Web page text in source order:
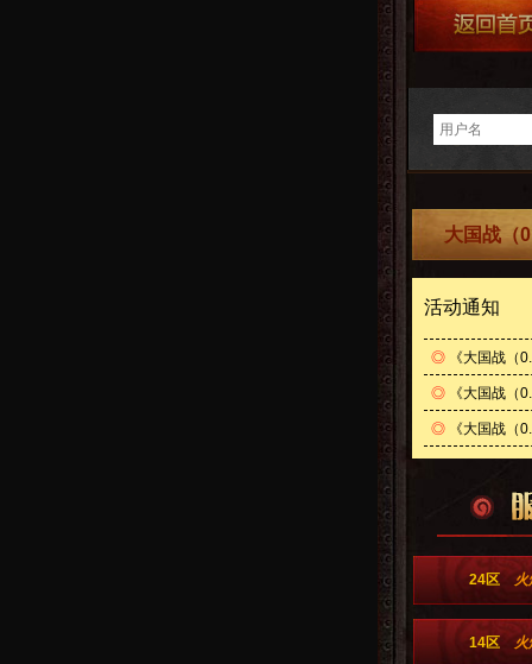
大国战（
活动通知
◎ 《大国战（
◎ 《大国战（
◎ 《大国战（
24区
14区